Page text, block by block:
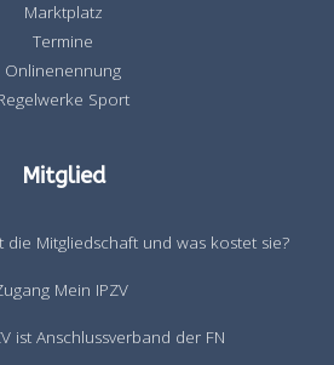
Marktplatz
Termine
Onlinenennung
Sport
Mitglied
Mitgliedschaft und was kostet sie?
Mein IPZV
ist Anschlussverband der FN